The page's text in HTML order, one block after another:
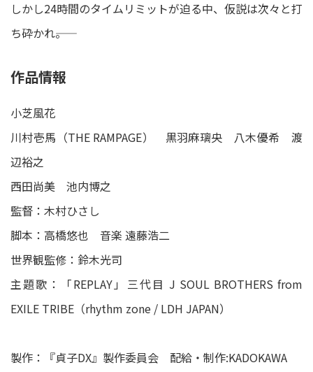
しかし24時間のタイムリミットが迫る中、仮説は次々と打
ち砕かれ――。
作品情報
小芝風花
川村壱馬（THE RAMPAGE） 黒羽麻璃央 八木優希 渡
辺裕之
西田尚美 池内博之
監督：木村ひさし
脚本：高橋悠也 音楽 遠藤浩二
世界観監修：鈴木光司
主題歌：「REPLAY」三代目 J SOUL BROTHERS from
EXILE TRIBE（rhythm zone / LDH JAPAN）
製作：『貞子DX』製作委員会 配給・制作:KADOKAWA